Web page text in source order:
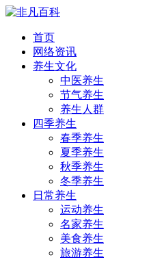
首页
网络资讯
养生文化
中医养生
节气养生
养生人群
四季养生
春季养生
夏季养生
秋季养生
冬季养生
日常养生
运动养生
名家养生
美食养生
旅游养生